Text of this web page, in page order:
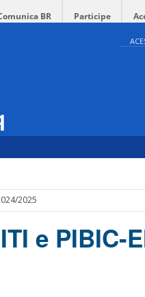
BR Participe
2025
e PIBIC-